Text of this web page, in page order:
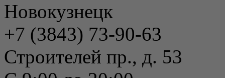
Новокузнецк
+7 (3843) 73-90-63
Строителей пр., д. 53